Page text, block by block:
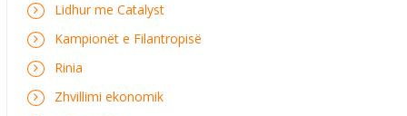
Lidhur me Catalyst
Kampionët e Filantropisë
Rinia
Zhvillimi ekonomik